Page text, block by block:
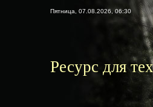
Пятница, 07.08.2026, 06:30
Ресурс для